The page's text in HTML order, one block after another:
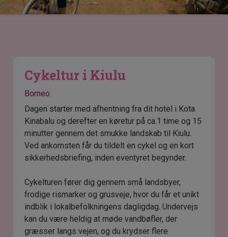
Cykeltur i Kiulu
Borneo
Dagen starter med afhentning fra dit hotel i Kota
Kinabalu og derefter en køretur på ca.1 time og 15
minutter gennem det smukke landskab til Kiulu.
Ved ankomsten får du tildelt en cykel og en kort
sikkerhedsbriefing, inden eventyret begynder.
Cykelturen fører dig gennem små landsbyer,
frodige rismarker og grusveje, hvor du får et unikt
indblik i lokalbefolkningens dagligdag. Undervejs
kan du være heldig at møde vandbøfler, der
græsser langs vejen, og du krydser flere